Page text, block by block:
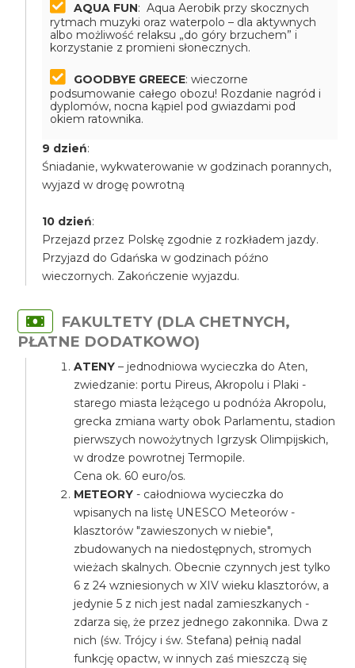
AQUA FUN: Aqua Aerobik przy skocznych
rytmach muzyki oraz waterpolo – dla aktywnych
albo możliwość relaksu „do góry brzuchem” i
korzystanie z promieni słonecznych.
GOODBYE GREECE: wieczorne
podsumowanie całego obozu! Rozdanie nagród i
dyplomów, nocna kąpiel pod gwiazdami pod
okiem ratownika.
9 dzień:
Śniadanie, wykwaterowanie w godzinach porannych,
wyjazd w drogę powrotną
10 dzień:
Przejazd przez Polskę zgodnie z rozkładem jazdy.
Przyjazd do Gdańska w godzinach późno
wieczornych. Zakończenie wyjazdu.
FAKULTETY (DLA CHETNYCH,
PŁATNE DODATKOWO)
ATENY– jednodniowa wycieczka do Aten,
zwiedzanie: portu Pireus, Akropolu i Plaki -
starego miasta leżącego u podnóża Akropolu,
grecka zmiana warty obok Parlamentu, stadion
pierwszych nowożytnych Igrzysk Olimpijskich,
w drodze powrotnej Termopile.
Cena ok. 60 euro/os.
METEORY- całodniowa wycieczka do
wpisanych na listę UNESCO Meteorów -
klasztorów "zawieszonych w niebie",
zbudowanych na niedostępnych, stromych
wieżach skalnych. Obecnie czynnych jest tylko
6 z 24 wzniesionych w XIV wieku klasztorów, a
jedynie 5 z nich jest nadal zamieszkanych -
zdarza się, że przez jednego zakonnika. Dwa z
nich (św. Trójcy i św. Stefana) pełnią nadal
funkcję opactw, w innych zaś mieszczą się